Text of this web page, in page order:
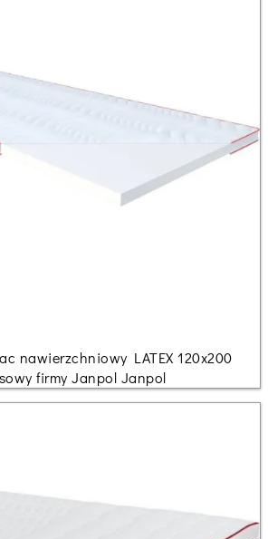
nawierzchniowy LATEX 120x200
firmy Janpol Janpol